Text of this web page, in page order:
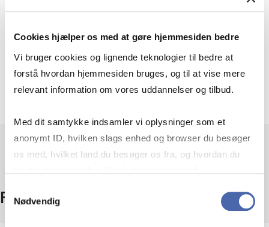
Cookies hjælper os med at gøre hjemmesiden bedre
Vi bruger cookies og lignende teknologier til bedre at
forstå hvordan hjemmesiden bruges, og til at vise mere
relevant information om vores uddannelser og tilbud.
Med dit samtykke indsamler vi oplysninger som et
anonymt ID, hvilken slags enhed og browser du besøger
os med, hvilket land du besøger os fra, og hvordan du
markedsføring. Du bestemmer selv - og kan altid trække
Nødvendig
på HA(pro.). Viden om det danske skattesystem
svarende til beregning af årets indkomstskat ved
varierende personlig indkomst, kapitalindkomst og
aktieindkomst for en lønmodtager i en given
Facts